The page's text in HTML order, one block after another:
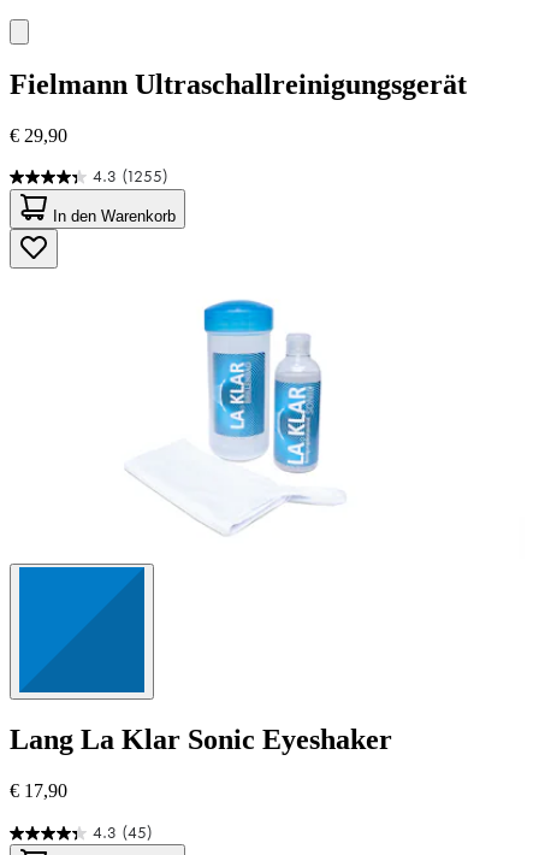
Fielmann Ultraschallreinigungsgerät
€ 29,90
4.3 (1255)
4.3
von
5
Sternen.
1255
In den Warenkorb
Lang La Klar Sonic Eyeshaker
€ 17,90
4.3 (45)
4.3